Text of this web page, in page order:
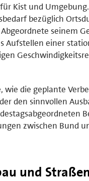
Kist und
bezüglich
seinem
Aufstellen einer
die geplante
den sinnvollen
zwischen Bund
und